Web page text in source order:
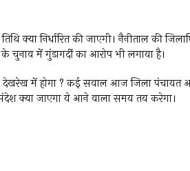
क्या निर्धारित की जाएगी। नैनीताल की
में गुंडागर्दी का आरोप भी लगाया है।
में होगा ? कई सवाल आज जिला पंचायत
क्या जाएगा ये आने वाला समय तय करेगा।